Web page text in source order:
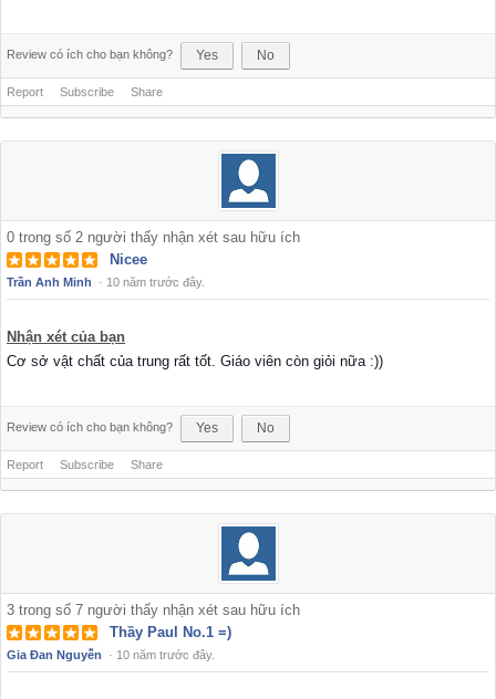
Review có ích cho bạn không? Yes No
Report Subscribe Share
0 trong số 2 người thấy nhận xét sau hữu ích
Nicee
Trần Anh Minh · 10 năm trước đây.
Nhận xét của bạn
Cơ sở vật chất của trung rất tốt. Giáo viên còn giỏi nữa :))
Review có ích cho bạn không? Yes No
Report Subscribe Share
3 trong số 7 người thấy nhận xét sau hữu ích
Thầy Paul No.1 =)
Gia Đan Nguyễn · 10 năm trước đây.